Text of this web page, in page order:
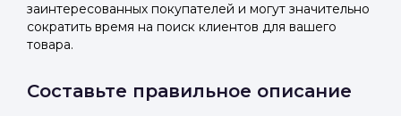
заинтересованных покупателей и могут значительно
сократить время на поиск клиентов для вашего
товара.
Составьте правильное описание